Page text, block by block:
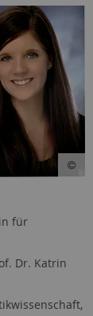
für
Dr. Katrin